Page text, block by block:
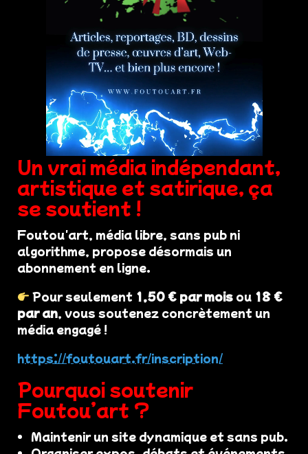
Un vrai média indépendant,
artistique et satirique, ça
se soutient !
Foutou'art, média libre, sans pub ni
algorithme, propose désormais un
abonnement en ligne.
Pour seulement 1,50 € par mois ou 18 €
par an, vous soutenez concrètement un
média engagé !
https://foutouart.fr/inscription/
Pourquoi soutenir
Foutou’art ?
Maintenir un site dynamique et sans pub.